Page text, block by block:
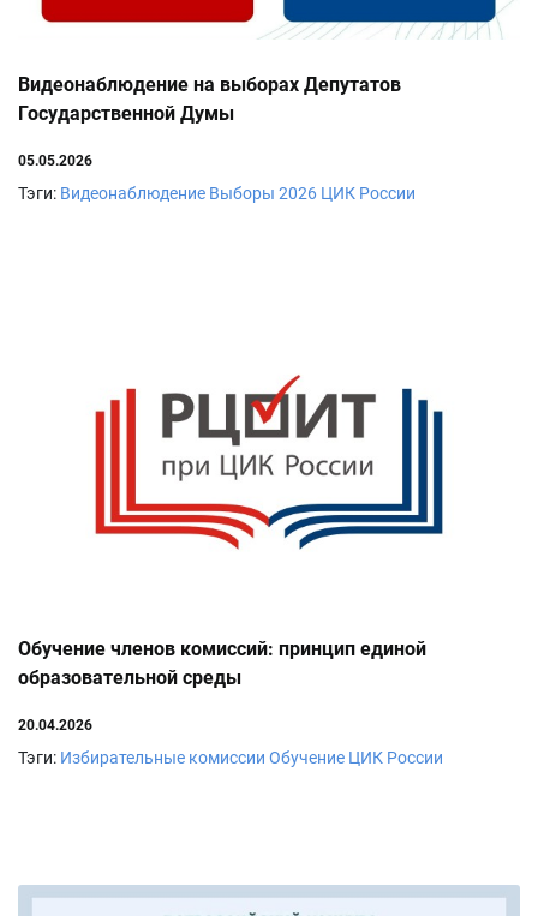
Видеонаблюдение на выборах Депутатов
Государственной Думы
05.05.2026
Тэги: Видеонаблюдение Выборы 2026 ЦИК России
Обучение членов комиссий: принцип единой
образовательной среды
20.04.2026
Тэги: Избирательные комиссии Обучение ЦИК России